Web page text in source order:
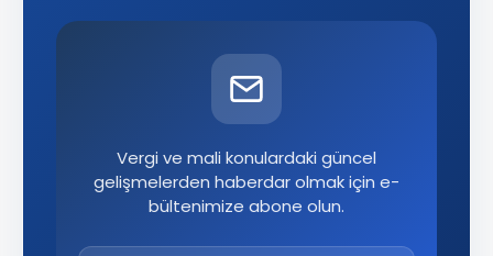
Vergi ve mali konulardaki güncel
gelişmelerden haberdar olmak için e-
bültenimize abone olun.